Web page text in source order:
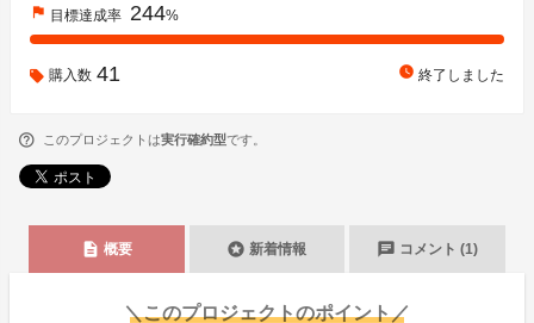
flag 目標達成率 244%
購入数 41 watch_later 終了しました
このプロジェクトは実行確約型です。
description 概要 stars 新着情報 chat コメント (1)
＼このプロジェクトのポイント／